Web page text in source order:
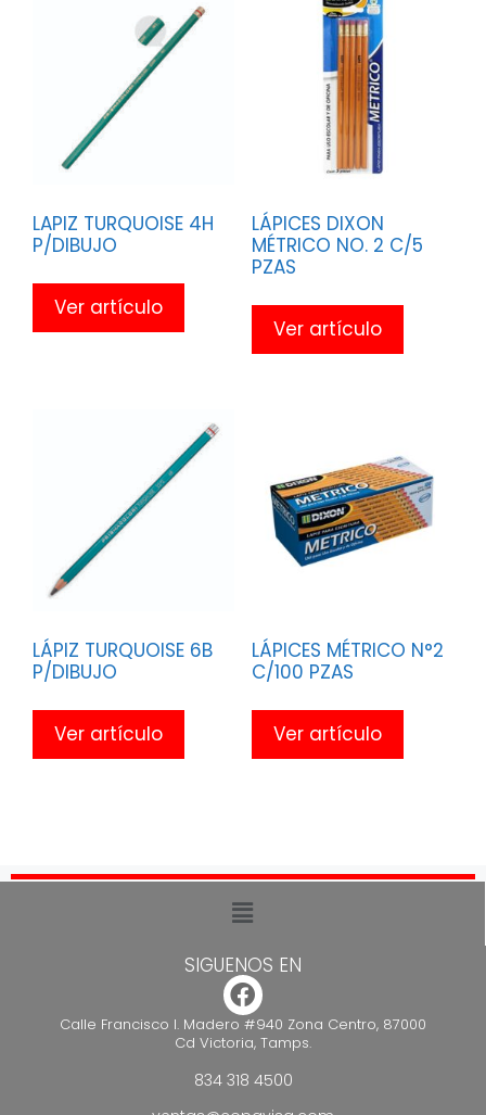
LAPIZ TURQUOISE 4H
P/DIBUJO
Ver artículo
LÁPICES DIXON
MÉTRICO NO. 2 C/5
PZAS
Ver artículo
LÁPIZ TURQUOISE 6B
P/DIBUJO
Ver artículo
LÁPICES MÉTRICO N°2
C/100 PZAS
Ver artículo
SIGUENOS EN
Calle Francisco I. Madero #940 Zona Centro, 87000
Cd Victoria, Tamps.
834 318 4500